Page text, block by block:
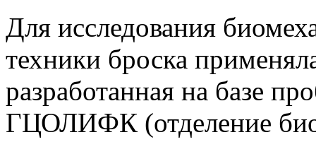
Для исследования
техники броска
разработанная на базе
ГЦОЛИФК (отделение